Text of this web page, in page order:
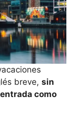
breve, sin
como